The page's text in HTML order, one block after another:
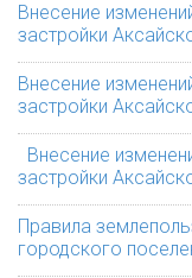
Внесение
застройки
Внесение
застройки
Внесение
застройки
Правила
городского